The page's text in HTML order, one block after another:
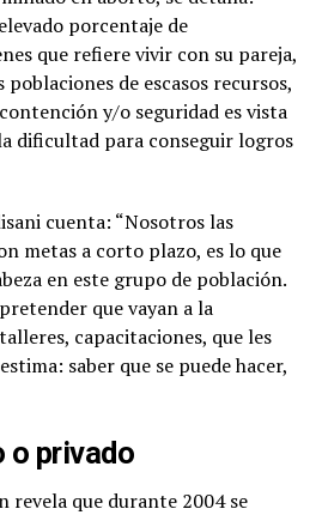
porcentaje de
que refiere vivir con su pareja,
de escasos recursos,
y/o seguridad es vista
dificultad para conseguir logros
cuenta: “Nosotros las
metas a corto plazo, es lo que
en este grupo de población.
que vayan a la
capacitaciones, que les
saber que se puede hacer,
o privado
revela que durante 2004 se